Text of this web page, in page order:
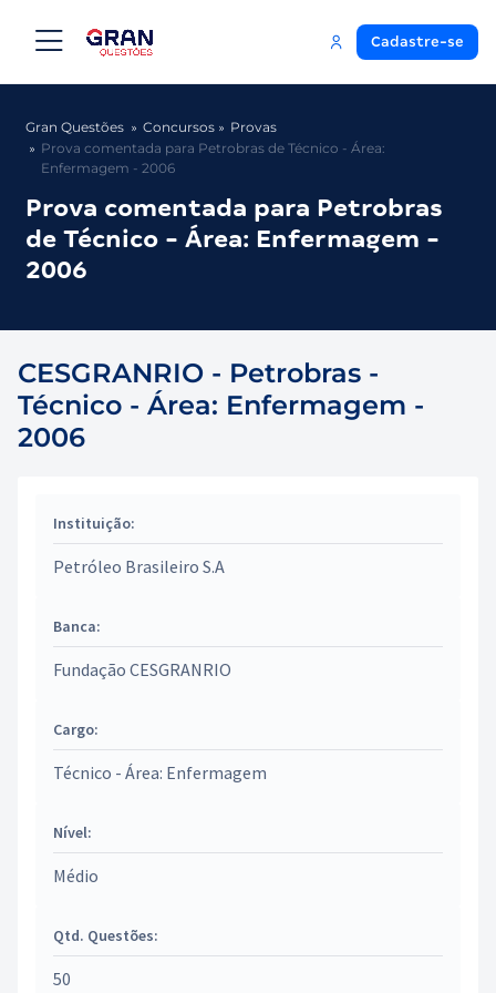
Cadastre-se
Gran Questões Concursos
Provas
Prova comentada para Petrobras de Técnico - Área:
Enfermagem - 2006
Prova comentada para Petrobras
de Técnico - Área: Enfermagem -
2006
CESGRANRIO - Petrobras -
Técnico - Área: Enfermagem -
2006
Instituição:
Petróleo Brasileiro S.A
Banca:
Fundação CESGRANRIO
Cargo:
Técnico - Área: Enfermagem
Nível:
Médio
Qtd. Questões:
50